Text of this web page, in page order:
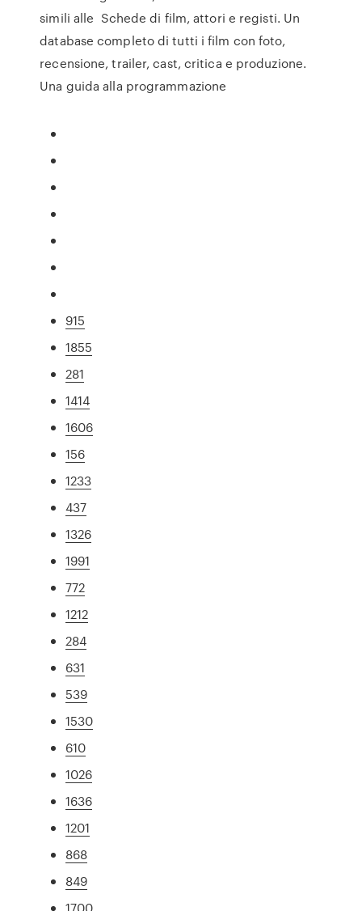
simili alle Schede di film, attori e registi. Un
database completo di tutti i film con foto,
recensione, trailer, cast, critica e produzione.
Una guida alla programmazione
915
1855
281
1414
1606
156
1233
437
1326
1991
772
1212
284
631
539
1530
610
1026
1636
1201
868
849
1700